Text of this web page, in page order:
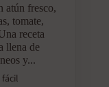
atún fresco,
tomate,
receta
llena de
y...
fácil